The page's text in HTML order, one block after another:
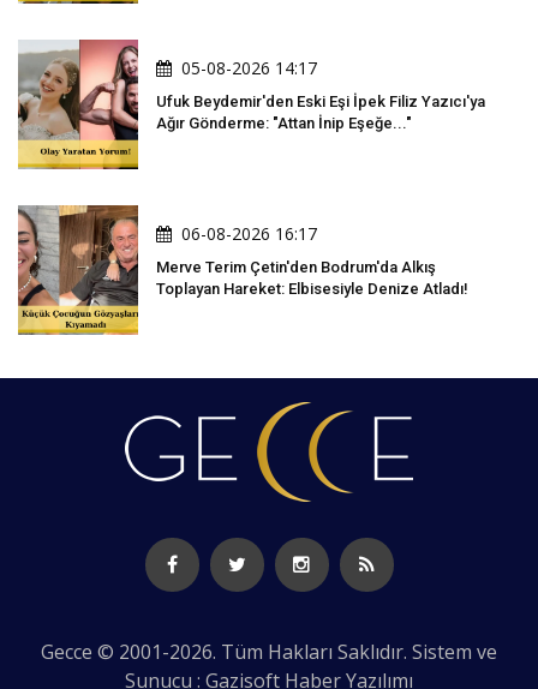
05-08-2026 14:17
Ufuk Beydemir'den Eski Eşi İpek Filiz Yazıcı'ya
Ağır Gönderme: "Attan İnip Eşeğe..."
06-08-2026 16:17
Merve Terim Çetin'den Bodrum'da Alkış
Toplayan Hareket: Elbisesiyle Denize Atladı!
Gecce © 2001-2026. Tüm Hakları Saklıdır. Sistem ve
Sunucu : Gazisoft Haber Yazılımı